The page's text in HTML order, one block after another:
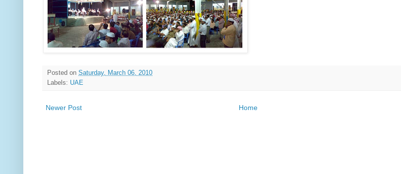
Posted on Saturday, March 06, 2010
Labels: UAE
Newer Post Home